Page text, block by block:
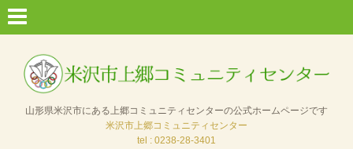
山形県米沢市にある上郷コミュニティセンターの公式ホームページです
米沢市上郷コミュニティセンター
tel : 0238-28-3401